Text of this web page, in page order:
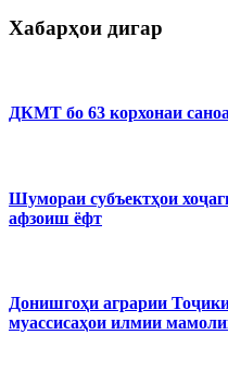
Хабарҳои дигар
ДКМТ бо 63 корхонаи
Шумораи субъектҳои
афзоиш ёфт
Донишгоҳи аграрии
муассисаҳои илмии